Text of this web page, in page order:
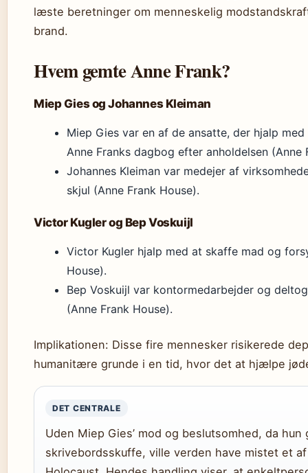
læste beretninger om menneskelig
brand.
Hvem gemte Anne Frank?
Miep Gies og Johannes Kleiman
Miep Gies var en af de ansatte, der hjalp
Anne Franks dagbog efter anholdelsen (Anne
Johannes Kleiman var medejer af
skjul (Anne Frank House).
Victor Kugler og Bep Voskuijl
Victor Kugler hjalp med at skaffe mad og
House).
Bep Voskuijl var kontormedarbejder og
(Anne Frank House).
Implikationen: Disse fire mennesker risikerede
humanitære grunde i en tid, hvor det at hjælpe
DET CENTRALE
Uden Miep Gies’ mod og beslutsomhed, da
skrivebordsskuffe, ville verden have mistet et